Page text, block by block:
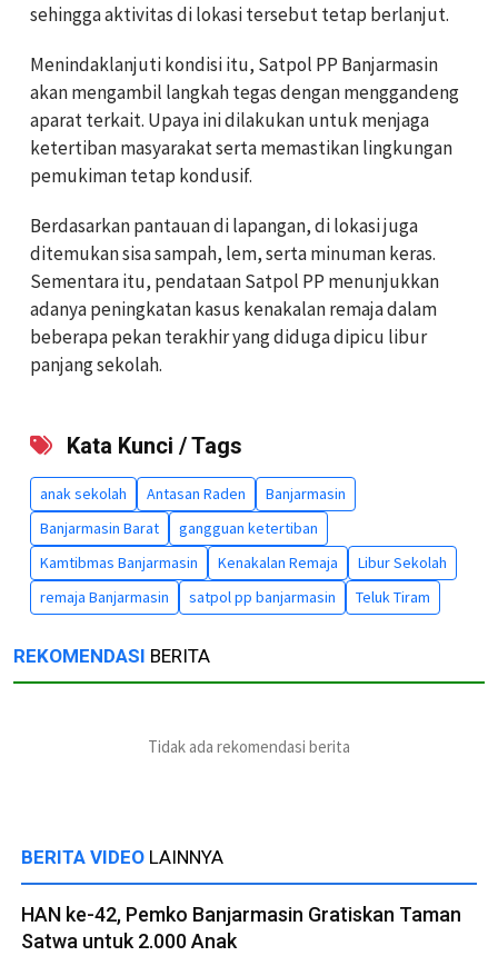
sehingga aktivitas di lokasi tersebut tetap berlanjut.
Menindaklanjuti kondisi itu, Satpol PP Banjarmasin
akan mengambil langkah tegas dengan menggandeng
aparat terkait. Upaya ini dilakukan untuk menjaga
ketertiban masyarakat serta memastikan lingkungan
pemukiman tetap kondusif.
Berdasarkan pantauan di lapangan, di lokasi juga
ditemukan sisa sampah, lem, serta minuman keras.
Sementara itu, pendataan Satpol PP menunjukkan
adanya peningkatan kasus kenakalan remaja dalam
beberapa pekan terakhir yang diduga dipicu libur
panjang sekolah.
Kata Kunci / Tags
anak sekolah Antasan Raden
Banjarmasin
Banjarmasin Barat
gangguan ketertiban
Kamtibmas Banjarmasin
Kenakalan Remaja
Libur Sekolah
remaja Banjarmasin
satpol pp banjarmasin Teluk Tiram
REKOMENDASI BERITA
Tidak ada rekomendasi berita
BERITA VIDEO LAINNYA
HAN ke-42, Pemko Banjarmasin Gratiskan Taman
Satwa untuk 2.000 Anak